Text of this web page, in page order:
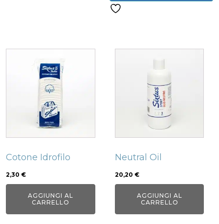
Cotone Idrofilo
2,30 €
AGGIUNGI AL
CARRELLO
Neutral Oil
20,20 €
AGGIUNGI AL
CARRELLO